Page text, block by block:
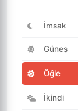
İmsak
Güneş
Öğle
İkindi